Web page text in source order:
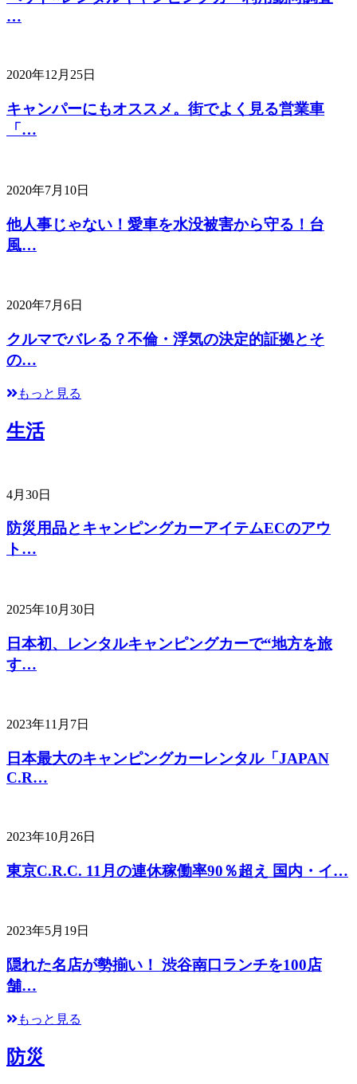
…
2020年12月25日
キャンパーにもオススメ。街でよく見る営業車
「…
2020年7月10日
他人事じゃない！愛車を水没被害から守る！台
風…
2020年7月6日
クルマでバレる？不倫・浮気の決定的証拠とそ
の…
もっと見る
生活
4月30日
防災用品とキャンピングカーアイテムECのアウ
ト…
2025年10月30日
日本初、レンタルキャンピングカーで“地方を旅
す…
2023年11月7日
日本最大のキャンピングカーレンタル「JAPAN
C.R…
2023年10月26日
東京C.R.C. 11月の連休稼働率90％超え 国内・イ…
2023年5月19日
隠れた名店が勢揃い！ 渋谷南口ランチを100店
舗…
もっと見る
防災